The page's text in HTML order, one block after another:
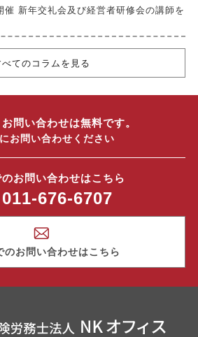
催 新年交礼会及び経営者研修会の講師を
べてのコラムを見る
問い合わせは無料です。
お問い合わせください
お問い合わせはこちら
011-676-6707
のお問い合わせはこちら